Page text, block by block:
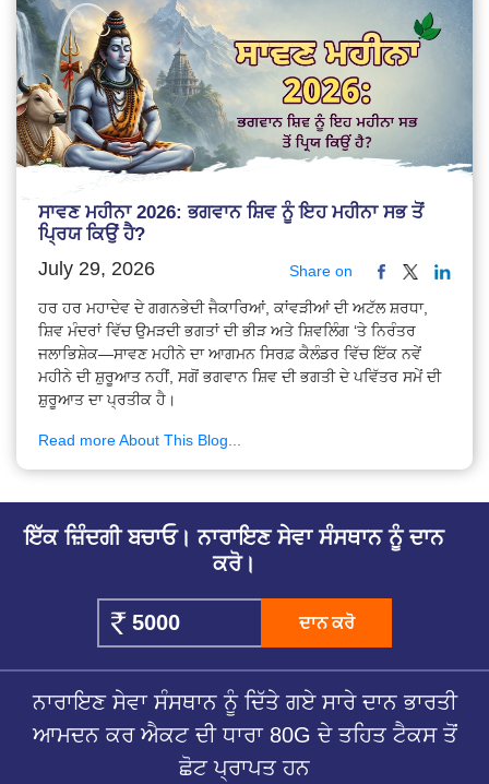
ਸਾਵਣ ਮਹੀਨਾ 2026: ਭਗਵਾਨ ਸ਼ਿਵ ਨੂੰ ਇਹ ਮਹੀਨਾ ਸਭ ਤੋਂ
ਪ੍ਰਿਯ ਕਿਉਂ ਹੈ?
July 29, 2026 Share on
ਹਰ ਹਰ ਮਹਾਦੇਵ ਦੇ ਗਗਨਭੇਦੀ ਜੈਕਾਰਿਆਂ, ਕਾਂਵੜੀਆਂ ਦੀ ਅਟੱਲ ਸ਼ਰਧਾ,
ਸ਼ਿਵ ਮੰਦਰਾਂ ਵਿੱਚ ਉਮੜਦੀ ਭਗਤਾਂ ਦੀ ਭੀੜ ਅਤੇ ਸ਼ਿਵਲਿੰਗ ‘ਤੇ ਨਿਰੰਤਰ
ਜਲਾਭਿਸ਼ੇਕ—ਸਾਵਣ ਮਹੀਨੇ ਦਾ ਆਗਮਨ ਸਿਰਫ਼ ਕੈਲੰਡਰ ਵਿੱਚ ਇੱਕ ਨਵੇਂ
ਮਹੀਨੇ ਦੀ ਸ਼ੁਰੂਆਤ ਨਹੀਂ, ਸਗੋਂ ਭਗਵਾਨ ਸ਼ਿਵ ਦੀ ਭਗਤੀ ਦੇ ਪਵਿੱਤਰ ਸਮੇਂ ਦੀ
ਸ਼ੁਰੂਆਤ ਦਾ ਪ੍ਰਤੀਕ ਹੈ।
Read more About This Blog...
ਇੱਕ ਜ਼ਿੰਦਗੀ ਬਚਾਓ। ਨਾਰਾਇਣ ਸੇਵਾ ਸੰਸਥਾਨ ਨੂੰ ਦਾਨ
ਕਰੋ।
ਦਾਨ ਕਰੋ
ਨਾਰਾਇਣ ਸੇਵਾ ਸੰਸਥਾਨ ਨੂੰ ਦਿੱਤੇ ਗਏ ਸਾਰੇ ਦਾਨ ਭਾਰਤੀ
ਆਮਦਨ ਕਰ ਐਕਟ ਦੀ ਧਾਰਾ 80G ਦੇ ਤਹਿਤ ਟੈਕਸ ਤੋਂ
ਛੋਟ ਪ੍ਰਾਪਤ ਹਨ